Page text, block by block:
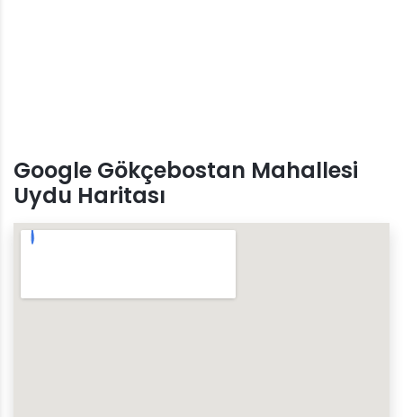
Google Gökçebostan Mahallesi
Uydu Haritası